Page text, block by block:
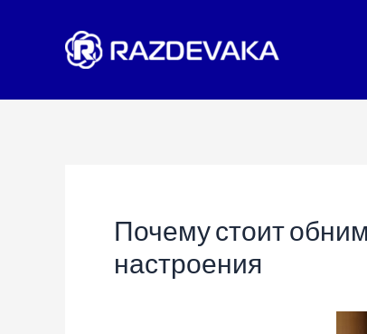
содержимому
Почему стоит
настроения